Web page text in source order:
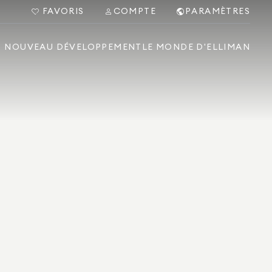
FAVORIS COMPTE PARAMÈTRES
NOUVEAU DÉVELOPPEMENT LE MONDE D'ELLIMAN